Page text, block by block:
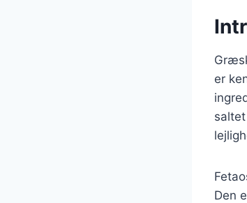
er
Den